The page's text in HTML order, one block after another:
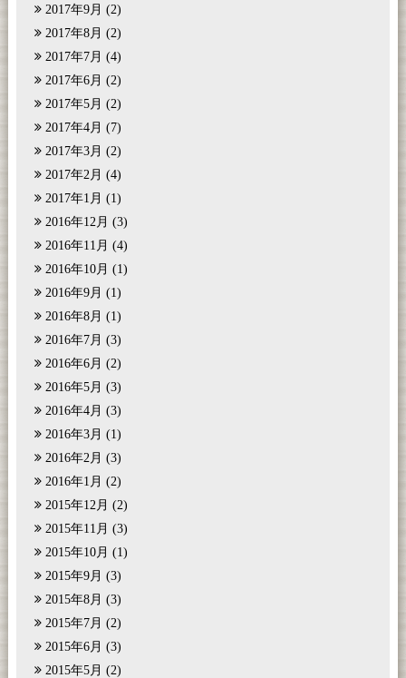
2017年9月 (2)
2017年8月 (2)
2017年7月 (4)
2017年6月 (2)
2017年5月 (2)
2017年4月 (7)
2017年3月 (2)
2017年2月 (4)
2017年1月 (1)
2016年12月 (3)
2016年11月 (4)
2016年10月 (1)
2016年9月 (1)
2016年8月 (1)
2016年7月 (3)
2016年6月 (2)
2016年5月 (3)
2016年4月 (3)
2016年3月 (1)
2016年2月 (3)
2016年1月 (2)
2015年12月 (2)
2015年11月 (3)
2015年10月 (1)
2015年9月 (3)
2015年8月 (3)
2015年7月 (2)
2015年6月 (3)
2015年5月 (2)